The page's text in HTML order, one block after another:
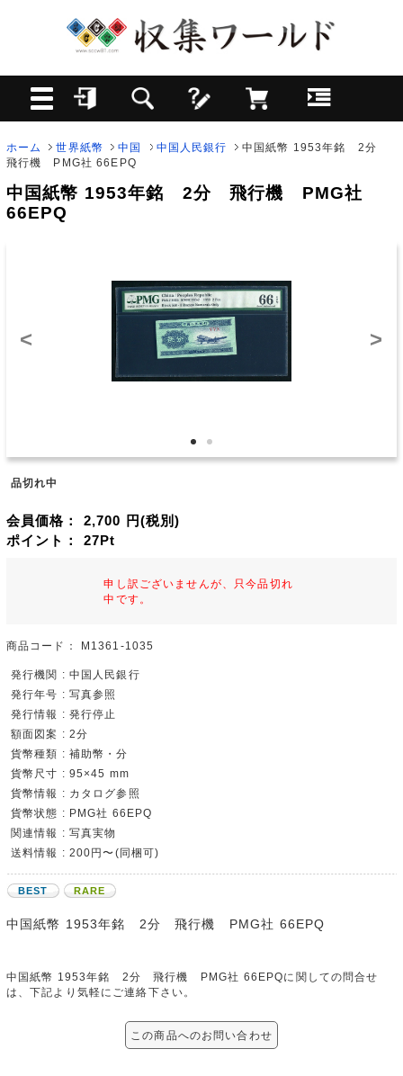
ホーム 世界紙幣 中国 中国人民銀行
中国紙幣 1953年銘 2分
飛行機 PMG社 66EPQ
中国紙幣 1953年銘 2分 飛行機 PMG社
66EPQ
< >
品切れ中
会員価格： 2,700 円(税別)
ポイント： 27Pt
申し訳ございませんが、只今品切れ
中です。
商品コード： M1361-1035
発行機関 : 中国人民銀行
発行年号 : 写真参照
発行情報 : 発行停止
額面図案 : 2分
貨幣種類 : 補助幣・分
貨幣尺寸 : 95×45 mm
貨幣情報 : カタログ参照
貨幣状態 : PMG社 66EPQ
関連情報 : 写真実物
送料情報 : 200円〜(同梱可)
BEST RARE
中国紙幣 1953年銘 2分 飛行機 PMG社 66EPQ
中国紙幣 1953年銘 2分 飛行機 PMG社 66EPQに関しての問合せ
は、下記より気軽にご連絡下さい。
この商品へのお問い合わせ